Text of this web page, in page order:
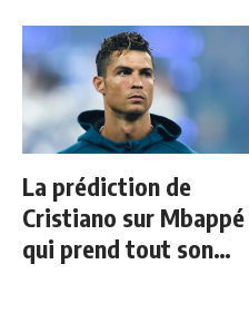
La prédiction de
Cristiano sur Mbappé
qui prend tout son